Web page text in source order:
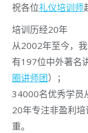
祝各位礼仪培训师
培训历经20年
从2002年至今，
有197位中外著名
圈讲师团）；
34000名优秀学员
20年专注非盈利
重。